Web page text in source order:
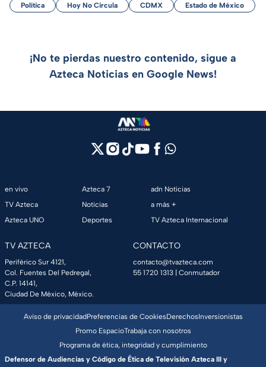
Política Hoy No Circula CDMX Estado de México
¡No te pierdas nuestro contenido, sigue a
Azteca Noticias en Google News!
en vivo
TV Azteca
Azteca UNO
Azteca 7
Noticias
Deportes
adn Noticias
a más +
TV Azteca Internacional
TV AZTECA
Periférico Sur 4121,
Col. Fuentes Del Pedregal,
C.P. 14141,
Ciudad De México, México.
CONTACTO
contacto@tvazteca.com
55 1720 1313 | Conmutador
Aviso de privacidadPreferencias de CookiesDerechosInversionistas
Promo EspacioTrabaja con nosotros
Programa de ética, integridad y cumplimiento
Defensor de Audiencias y Código de Ética de Televisión Azteca III y